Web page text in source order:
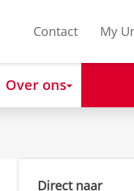
Contact My
Over ons
Direct naar